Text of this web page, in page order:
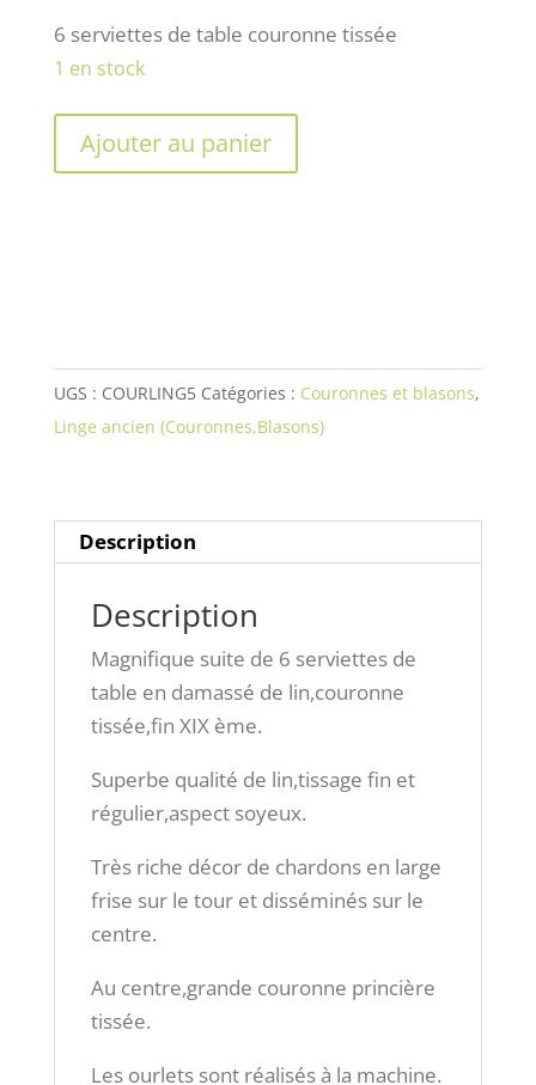
6 serviettes de table couronne tissée
1 en stock
quantité
de
table
en
lin,couronne
tissée,fin
ème.
Ajouter au panier
UGS : COURLING5 Catégories : Couronnes et blasons,
Linge ancien (Couronnes,Blasons)
Description
Description
Magnifique suite de 6 serviettes de
table en damassé de lin,couronne
tissée,fin XIX ème.
Superbe qualité de lin,tissage fin et
régulier,aspect soyeux.
Très riche décor de chardons en large
frise sur le tour et disséminés sur le
centre.
Au centre,grande couronne princière
tissée.
Les ourlets sont réalisés à la machine.